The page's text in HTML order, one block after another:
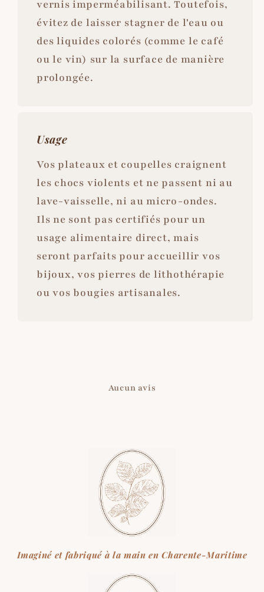
vernis imperméabilisant. Toutefois,
évitez de laisser stagner de l'eau ou
des liquides colorés (comme le café
ou le vin) sur la surface de manière
prolongée.
Usage
Vos plateaux et coupelles craignent
les chocs violents et ne passent ni au
lave-vaisselle, ni au micro-ondes.
Ils ne sont pas certifiés pour un
usage alimentaire direct, mais
seront parfaits pour accueillir vos
bijoux, vos pierres de lithothérapie
ou vos bougies artisanales.
Aucun avis
Imaginé et fabriqué à la main en Charente-Maritime